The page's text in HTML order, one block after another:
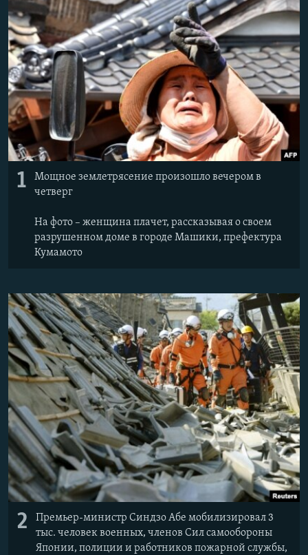
Все сайты RFE/RL
1
Мощное землетрясение произошло вечером в
четверг
На фото – женщина плачет, рассказывая о своем
разрушенном доме в городе Машики, префектура
Кумамото
2
Премьер-министр Синдзо Абе мобилизировал 3
тыс. человек военных, членов Сил самообороны
Японии, полиции и работников пожарной службы,